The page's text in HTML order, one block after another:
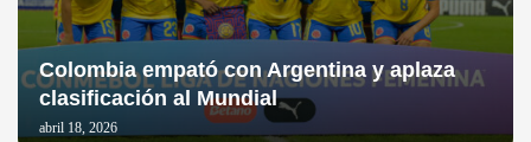
Colombia empató con Argentina y aplaza
clasificación al Mundial
abril 18, 2026